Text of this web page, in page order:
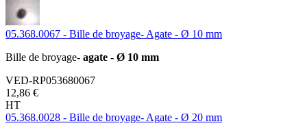
05.368.0067 - Bille de broyage- Agate - Ø 10 mm
Bille de broyage- agate - Ø 10 mm
VED-RP053680067
12,86 €
HT
05.368.0028 - Bille de broyage- Agate - Ø 20 mm